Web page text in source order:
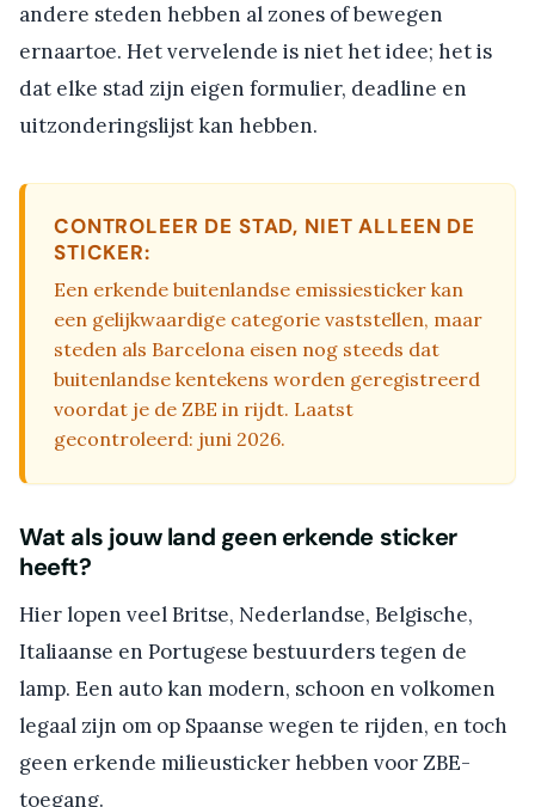
andere steden hebben al zones of bewegen
ernaartoe. Het vervelende is niet het idee; het is
dat elke stad zijn eigen formulier, deadline en
uitzonderingslijst kan hebben.
CONTROLEER DE STAD, NIET ALLEEN DE
STICKER:
Een erkende buitenlandse emissiesticker kan
een gelijkwaardige categorie vaststellen, maar
steden als Barcelona eisen nog steeds dat
buitenlandse kentekens worden geregistreerd
voordat je de ZBE in rijdt. Laatst
gecontroleerd: juni 2026.
Wat als jouw land geen erkende sticker
heeft?
Hier lopen veel Britse, Nederlandse, Belgische,
Italiaanse en Portugese bestuurders tegen de
lamp. Een auto kan modern, schoon en volkomen
legaal zijn om op Spaanse wegen te rijden, en toch
geen erkende milieusticker hebben voor ZBE-
toegang.